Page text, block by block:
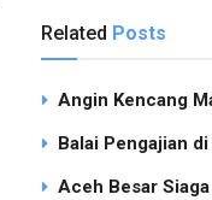
Related Posts
Angin Kencang
Balai Pengajian
Aceh Besar